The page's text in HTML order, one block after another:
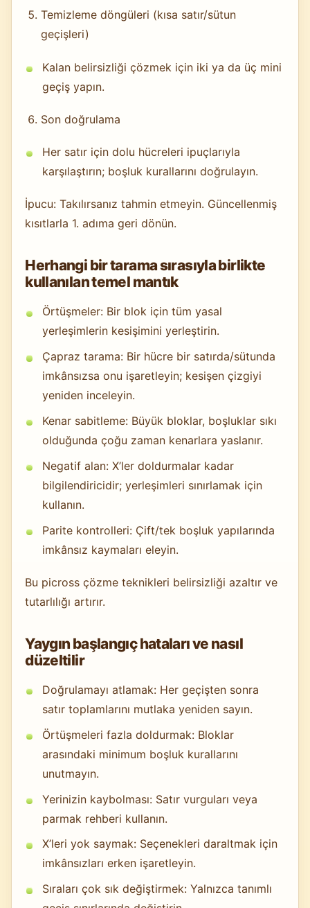
Temizleme döngüleri (kısa satır/sütun
geçişleri)
Kalan belirsizliği çözmek için iki ya da üç mini
geçiş yapın.
Son doğrulama
Her satır için dolu hücreleri ipuçlarıyla
karşılaştırın; boşluk kurallarını doğrulayın.
İpucu: Takılırsanız tahmin etmeyin. Güncellenmiş
kısıtlarla 1. adıma geri dönün.
Herhangi bir tarama sırasıyla birlikte
kullanılan temel mantık
Örtüşmeler: Bir blok için tüm yasal
yerleşimlerin kesişimini yerleştirin.
Çapraz tarama: Bir hücre bir satırda/sütunda
imkânsızsa onu işaretleyin; kesişen çizgiyi
yeniden inceleyin.
Kenar sabitleme: Büyük bloklar, boşluklar sıkı
olduğunda çoğu zaman kenarlara yaslanır.
Negatif alan: X’ler doldurmalar kadar
bilgilendiricidir; yerleşimleri sınırlamak için
kullanın.
Parite kontrolleri: Çift/tek boşluk yapılarında
imkânsız kaymaları eleyin.
Bu picross çözme teknikleri belirsizliği azaltır ve
tutarlılığı artırır.
Yaygın başlangıç hataları ve nasıl
düzeltilir
Doğrulamayı atlamak: Her geçişten sonra
satır toplamlarını mutlaka yeniden sayın.
Örtüşmeleri fazla doldurmak: Bloklar
arasındaki minimum boşluk kurallarını
unutmayın.
Yerinizin kaybolması: Satır vurguları veya
parmak rehberi kullanın.
X’leri yok saymak: Seçenekleri daraltmak için
imkânsızları erken işaretleyin.
Sıraları çok sık değiştirmek: Yalnızca tanımlı